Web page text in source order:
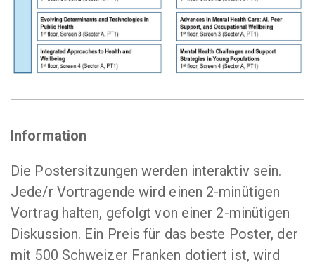
Information
Die Postersitzungen werden interaktiv sein.
Jede/r Vortragende wird einen 2-minütigen
Vortrag halten, gefolgt von einer 2-minütigen
Diskussion. Ein Preis für das beste Poster, der
mit 500 Schweizer Franken dotiert ist, wird